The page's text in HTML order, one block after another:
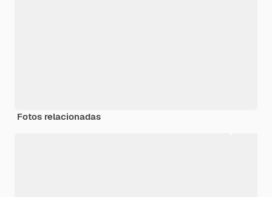
Fotos relacionadas